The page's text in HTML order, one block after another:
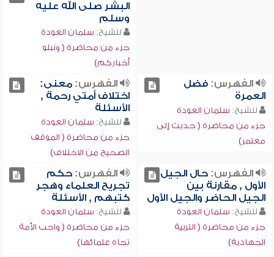
البشر صلى الله عليه
وسلم
للشيخ: سلمان العودة
جزء من محاضرة ( ونبلو
أخباركم)
الفهرس:فضل
العمرة
للشيخ: سلمان العودة
جزء من محاضرة ( حديث إلى
معتمر)
الفهرس:معنى:
اختلاف أمتي رحمة ,
الأسئلة
للشيخ: سلمان العودة
جزء من محاضرة ( الموقف
الصحيح من الاختلاف)
الفهرس:حال الجيل
الأول , مقارنة بين
الجيل الحاضر والجيل الأول
للشيخ: سلمان العودة
جزء من محاضرة ( التربية
الجهادية)
الفهرس:حكم
تجريح العلماء وهجر
كتبهم , الأسئلة
للشيخ: سلمان العودة
جزء من محاضرة ( واجب الأمة
تجاه علمائها)